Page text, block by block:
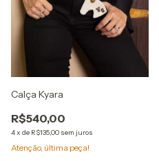
Calça Kyara
R$540,00
4x de R$135,00 sem juros
Atenção, última peça!